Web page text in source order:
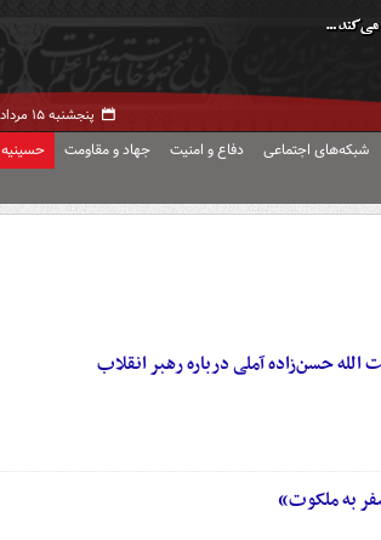
پنجشنبه ۱۵ مرداد ۱۴۰۵ -
شبکه‌های اجتماعی دفاع و امنیت جهاد و مقاومت حسینیه
الله حسن‌زاده آملی درباره رهبر انقلاب
به ملکوت»